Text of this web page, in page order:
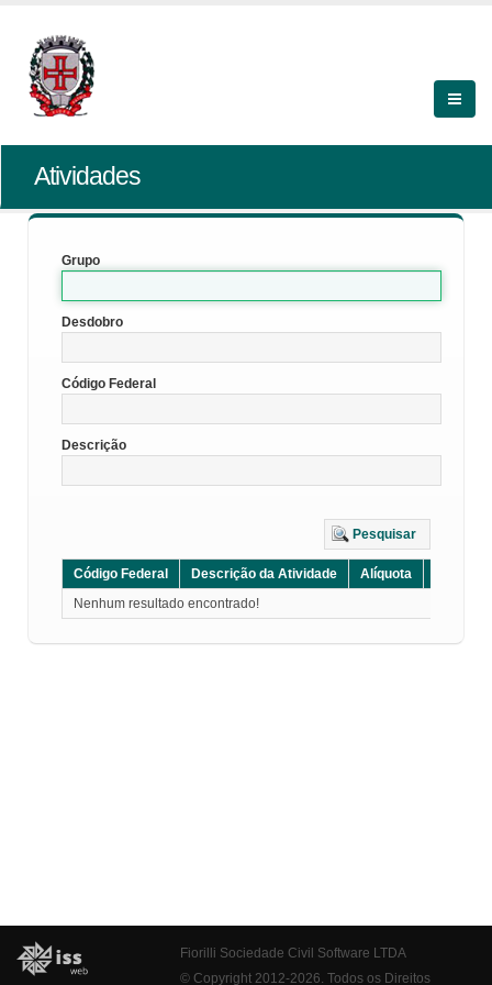
Atividades
Grupo
Desdobro
Código Federal
Descrição
Pesquisar
Código Federal Descrição da Atividade Alíquota
Nenhum resultado encontrado!
Fiorilli Sociedade Civil Software LTDA
© Copyright 2012-2026. Todos os Direitos